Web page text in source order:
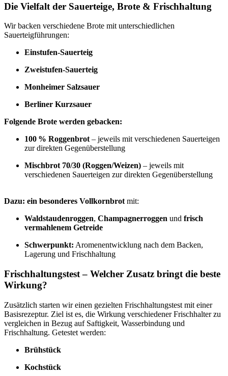
Die Vielfalt der Sauerteige, Brote & Frischhaltung
Wir backen verschiedene Brote mit unterschiedlichen
Sauerteigführungen:
Einstufen-Sauerteig
Zweistufen-Sauerteig
Monheimer Salzsauer
Berliner Kurzsauer
Folgende Brote werden gebacken:
100 % Roggenbrot – jeweils mit verschiedenen Sauerteigen
zur direkten Gegenüberstellung
Mischbrot 70/30 (Roggen/Weizen) – jeweils mit
verschiedenen Sauerteigen zur direkten Gegenüberstellung
Dazu: ein besonderes Vollkornbrot mit:
Waldstaudenroggen, Champagnerroggen und frisch
vermahlenem Getreide
Schwerpunkt: Aromenentwicklung nach dem Backen,
Lagerung und Frischhaltung
Frischhaltungstest – Welcher Zusatz bringt die beste
Wirkung?
Zusätzlich starten wir einen gezielten Frischhaltungstest mit einer
Basisrezeptur. Ziel ist es, die Wirkung verschiedener Frischhalter zu
vergleichen in Bezug auf Saftigkeit, Wasserbindung und
Frischhaltung. Getestet werden:
Brühstück
Kochstück